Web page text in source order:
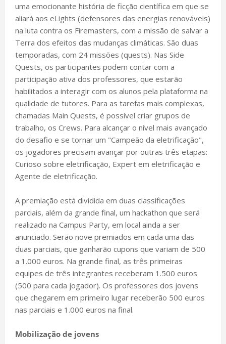
uma emocionante história de ficção científica em que se
aliará aos eLights (defensores das energias renováveis)
na luta contra os Firemasters, com a missão de salvar a
Terra dos efeitos das mudanças climáticas. São duas
temporadas, com 24 missões (quests). Nas Side
Quests, os participantes podem contar com a
participação ativa dos professores, que estarão
habilitados a interagir com os alunos pela plataforma na
qualidade de tutores. Para as tarefas mais complexas,
chamadas Main Quests, é possível criar grupos de
trabalho, os Crews. Para alcançar o nível mais avançado
do desafio e se tornar um "Campeão da eletrificação",
os jogadores precisam avançar por outras três etapas:
Curioso sobre eletrificação, Expert em eletrificação e
Agente de eletrificação.
A premiação está dividida em duas classificações
parciais, além da grande final, um hackathon que será
realizado na Campus Party, em local ainda a ser
anunciado. Serão nove premiados em cada uma das
duas parciais, que ganharão cupons que variam de 500
a 1.000 euros. Na grande final, as três primeiras
equipes de três integrantes receberam 1.500 euros
(500 para cada jogador). Os professores dos jovens
que chegarem em primeiro lugar receberão 500 euros
nas parciais e 1.000 euros na final.
Mobilização de jovens